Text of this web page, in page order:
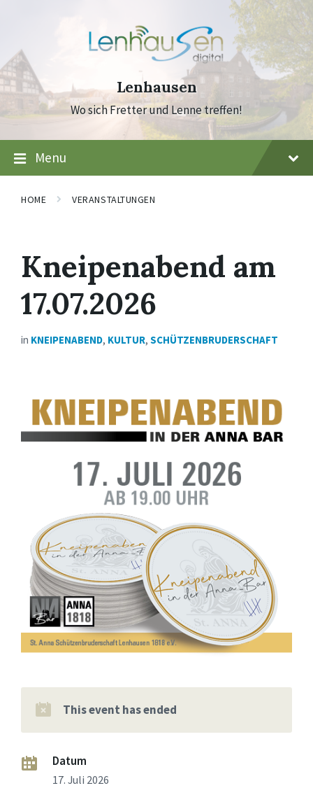
Lenhausen
Wo sich Fretter und Lenne treffen!
Menu
HOME VERANSTALTUNGEN
Kneipenabend am
17.07.2026
in KNEIPENABEND, KULTUR, SCHÜTZENBRUDERSCHAFT
This event has ended
Datum
17. Juli 2026